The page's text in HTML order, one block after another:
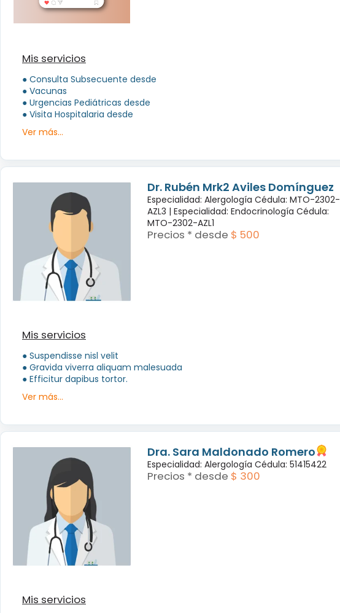
Mis servicios
● Consulta Subsecuente desde
● Vacunas
● Urgencias Pediátricas desde
● Visita Hospitalaria desde
Ver más...
Dr. Rubén Mrk2 Aviles Domínguez
Especialidad: Alergología Cédula: MTO-2302-
AZL3 | Especialidad: Endocrinología Cédula:
MTO-2302-AZL1
Precios * desde $ 500
Mis servicios
● Suspendisse nisl velit
● Gravida viverra aliquam malesuada
● Efficitur dapibus tortor.
Ver más...
Dra. Sara Maldonado Romero
Especialidad: Alergología Cédula: 51415422
Precios * desde $ 300
Mis servicios